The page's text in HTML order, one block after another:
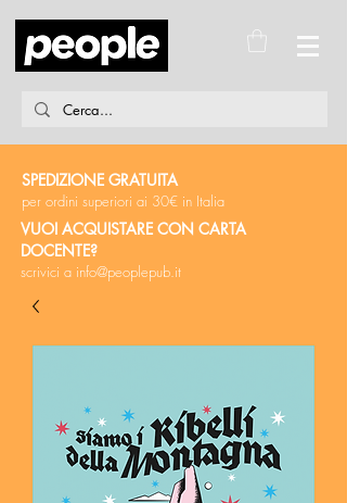
SPEDIZIONE GRATUITA
per ordini superiori ai 30€ in Italia
VUOI ACQUISTARE CON CARTA
DOCENTE?
scrivici a info@peoplepub.it